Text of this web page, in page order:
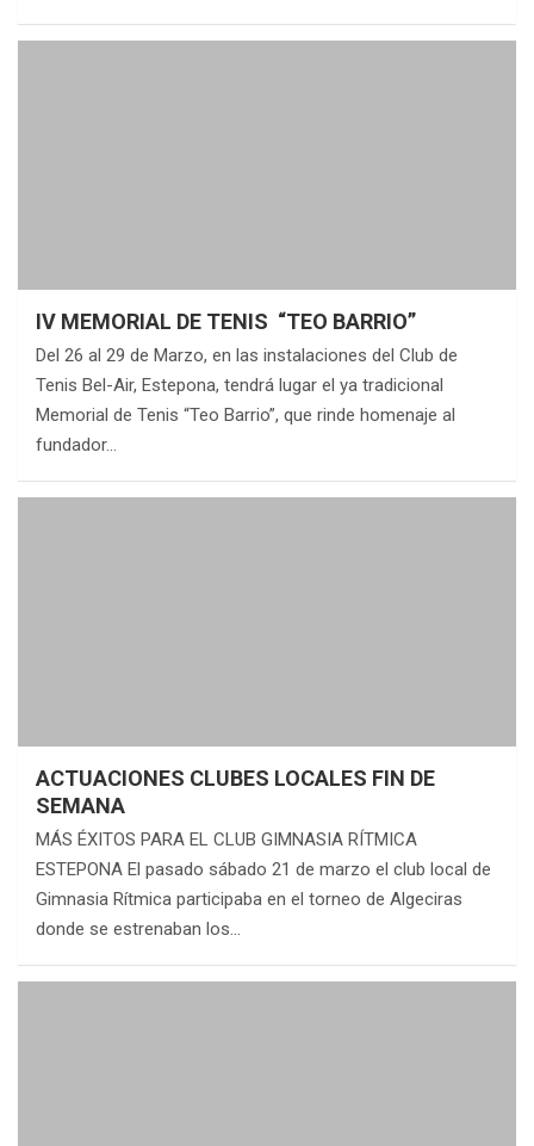
IV MEMORIAL DE TENIS “TEO BARRIO”
Del 26 al 29 de Marzo, en las instalaciones del Club de
Tenis Bel-Air, Estepona, tendrá lugar el ya tradicional
Memorial de Tenis “Teo Barrio”, que rinde homenaje al
fundador…
ACTUACIONES CLUBES LOCALES FIN DE
SEMANA
MÁS ÉXITOS PARA EL CLUB GIMNASIA RÍTMICA
ESTEPONA El pasado sábado 21 de marzo el club local de
Gimnasia Rítmica participaba en el torneo de Algeciras
donde se estrenaban los…